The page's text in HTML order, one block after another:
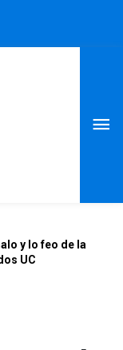
y lo feo de la
UC